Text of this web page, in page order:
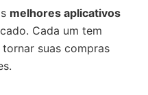
melhores aplicativos
Cada um tem
suas compras